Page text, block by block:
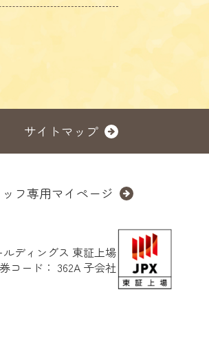
サイトマップ
フ専用マイページ
ディングス 東証上場
コード： 362A 子会社